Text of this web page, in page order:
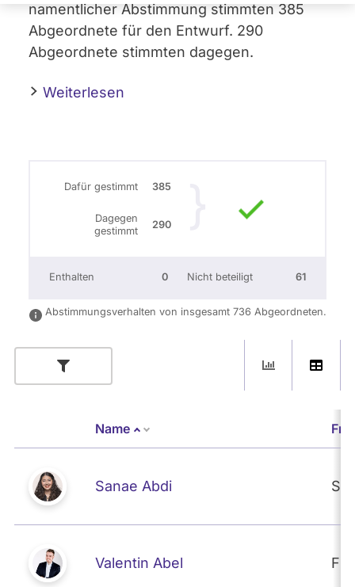
Über uns
Spenden
namentlicher Abstimmung stimmten 385
Abgeordnete für den Entwurf. 290
Abgeordnete stimmten dagegen.
Weiterlesen
Dafür gestimmt 385
Dagegen
gestimmt
290
Enthalten 0 Nicht beteiligt 61
Abstimmungsverhalten von insgesamt 736 Abgeordneten.
Name
Sanae Abdi
Valentin Abel